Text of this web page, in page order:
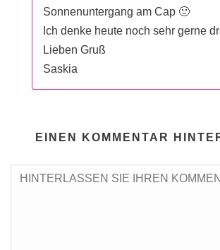
Sonnenuntergang am Cap 🙂
Ich denke heute noch sehr gerne
Lieben Gruß
Saskia
EINEN KOMMENTAR